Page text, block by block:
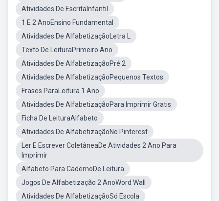
Atividades De EscritaInfantil
1 E 2 AnoEnsino Fundamental
Atividades De AlfabetizaçãoLetra L
Texto De LeituraPrimeiro Ano
Atividades De AlfabetizaçãoPré 2
Atividades De AlfabetizaçãoPequenos Textos
Frases ParaLeitura 1 Ano
Atividades De AlfabetizaçãoPara Imprimir Gratis
Ficha De LeituraAlfabeto
Atividades De AlfabetizaçãoNo Pinterest
Ler E Escrever ColetâneaDe Atividades 2 Ano Para
Imprimir
Alfabeto Para CadernoDe Leitura
Jogos De Alfabetização 2 AnoWord Wall
Atividades De AlfabetizaçãoSó Escola